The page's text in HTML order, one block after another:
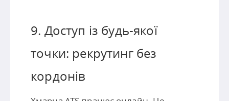
9. Доступ із будь-якої
точки: рекрутинг без
кордонів